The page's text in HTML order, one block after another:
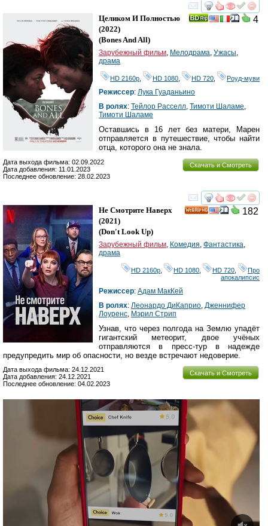
смотреть
4
Целиком И Полностью
(2022)
(Bones And All)
Зарубежный фильм, Мелодрама, Ужасы,
драма
HD 2160р HD 1080 HD 720 Роуд-муви
Режиссер: Лука Гуаданьино
В ролях: Тейлор Расселл, Тимоти Шаламе,
Тимоти Шаламе
Оставшись в 16 лет без матери, Марен
отправляется в путешествие, чтобы найти
отца, которого она не знала.
Скачать и Смотреть
Дата выхода фильма: 02.09.2022
Дата добавления: 11.01.2023
Последнее обновление: 28.02.2023
смотреть
182
Не Смотрите Наверх
(2021)
(Don't Look Up)
Зарубежный фильм Комедия Фантастика
драма
HD 2160р HD 1080 HD 720
Про
апокалипсис
Режиссер: Адам МакКей
В ролях: Леонардо ДиКаприо Дженнифер
Лоуренс Мэрил Стрип
Узнав, что через полгода на Землю упадёт
гигантский метеорит, двое учёных
отправляются в пресс-тур в надежде
предупредить мир об опасности, но везде встречают недоверие.
Скачать и Смотреть
Дата выхода фильма: 24.12.2021
Дата добавления: 24.12.2021
Последнее обновление: 04.02.2023